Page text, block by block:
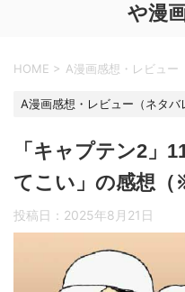
や漫
HOME > A漫画感想・レビュー
A漫画感想・レビュー（ネタバ
「キャプテン2」
てこい」の感想（
投稿日： 2025年8月21日